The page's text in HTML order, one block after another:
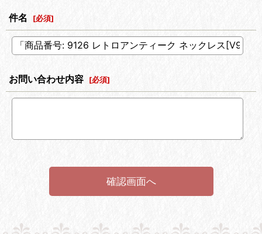
件名 [必須]
お問い合わせ内容 [必須]
確認画面へ